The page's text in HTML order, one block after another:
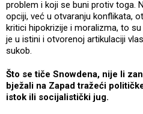
problem i koji se buni protiv toga.
opciji, već u otvaranju konflikata,
kritici hipokrizije i moralizma, to
je u istini i otvorenoj artikulaciji
sukob.
Što se tiče Snowdena, nije li
bježali na Zapad tražeći
istok ili socijalistički jug.